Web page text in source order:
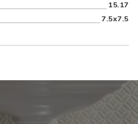
15.17
7.5x7.5